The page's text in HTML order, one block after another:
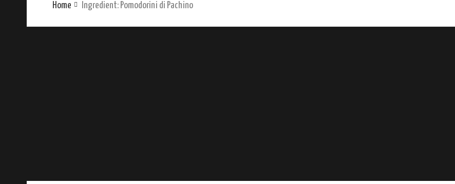
Home Ingredient: Pomodorini di Pachino